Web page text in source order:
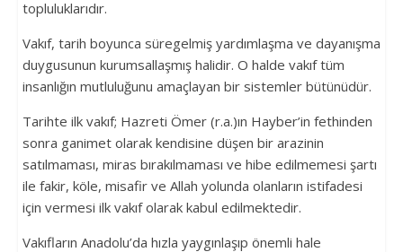
Vakfı
topluluklarıdır.
Vakıf, tarih boyunca süregelmiş yardımlaşma ve dayanışma
duygusunun kurumsallaşmış halidir. O halde vakıf tüm
insanlığın mutluluğunu amaçlayan bir sistemler bütünüdür.
Tarihte ilk vakıf; Hazreti Ömer (r.a.)ın Hayber’in fethinden
sonra ganimet olarak kendisine düşen bir arazinin
satılmaması, miras bırakılmaması ve hibe edilmemesi şartı
ile fakir, köle, misafir ve Allah yolunda olanların istifadesi
için vermesi ilk vakıf olarak kabul edilmektedir.
Vakıfların Anadolu’da hızla yaygınlaşıp önemli hale